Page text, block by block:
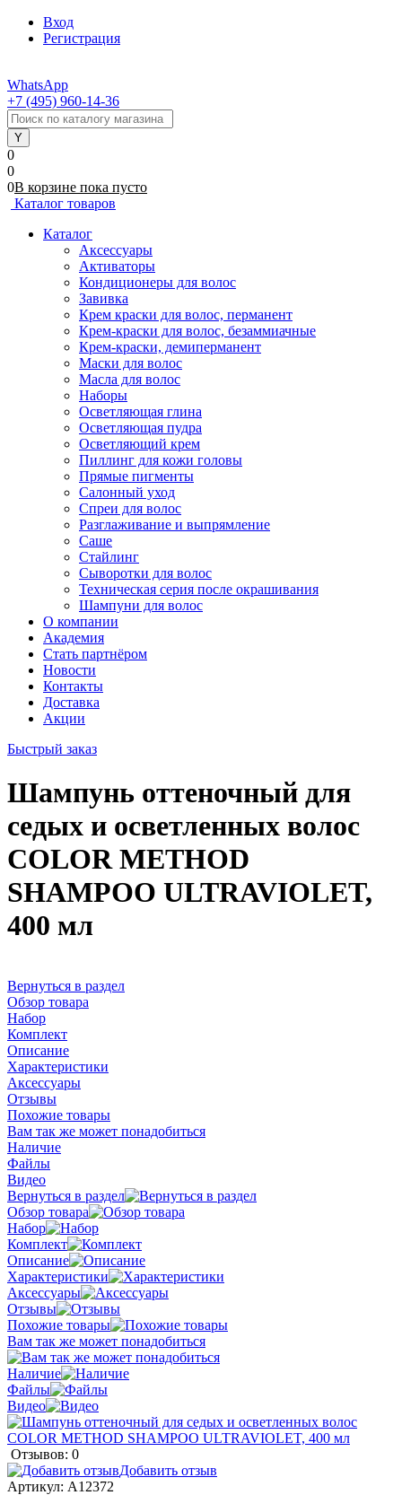
Вход
Регистрация
WhatsApp
+7 (495) 960-14-36
0
0
0В корзине пока пусто
Каталог товаров
Каталог
Аксессуары
Активаторы
Кондиционеры для волос
Завивка
Крем краски для волос, перманент
Крем-краски для волос, безаммиачные
Крем-краски, демиперманент
Маски для волос
Масла для волос
Наборы
Осветляющая глина
Осветляющая пудра
Осветляющий крем
Пиллинг для кожи головы
Прямые пигменты
Салонный уход
Спреи для волос
Разглаживание и выпрямление
Саше
Стайлинг
Сыворотки для волос
Техническая серия после окрашивания
Шампуни для волос
О компании
Академия
Стать партнёром
Новости
Контакты
Доставка
Акции
Быстрый заказ
Шампунь оттеночный для
седых и осветленных волос
COLOR METHOD
SHAMPOO ULTRAVIOLET,
400 мл
Вернуться в раздел
Обзор товара
Набор
Комплект
Описание
Характеристики
Аксессуары
Отзывы
Похожие товары
Вам так же может понадобиться
Наличие
Файлы
Видео
Вернуться в раздел
Обзор товара
Набор
Комплект
Описание
Характеристики
Аксессуары
Отзывы
Похожие товары
Вам так же может понадобиться
Наличие
Файлы
Видео
Отзывов: 0
Добавить отзыв
Артикул: A12372